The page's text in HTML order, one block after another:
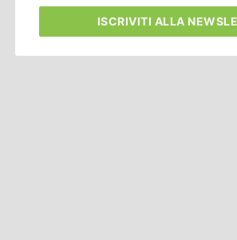
ISCRIVITI ALLA